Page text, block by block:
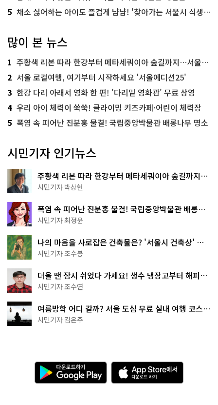
5 채소 싫어하는 아이도 즐겁게 냠냠! '찾아가는 서울시 식생활 교육' 현장
많이 본 뉴스
1 주황색 리본 따라 한강부터 메타세쿼이아 숲길까지…서울둘레길 15코스
2 서울 로컬여행, 여기부터 시작하세요 '서울에디션25'
3 한강 다리 아래서 영화 한 편! '다리밑 영화관' 무료 상영
4 우리 아이 체력이 쑥쑥! 클라이밍 키즈카페·어린이 체력장
5 폭염 속 피어난 진분홍 물결! 국립중앙박물관 배롱나무 명소
시민기자 인기뉴스
주황색 리본 따라 한강부터 메타세쿼이아 숲길까지…
서울둘레길 15코스
시민기자 박상현
폭염 속 피어난 진분홍 물결! 국립중앙박물관 배롱나
무 명소
시민기자 최정윤
나의 마음을 사로잡은 건축물은? '서울시 건축상' 수
상작 공개!
시민기자 조수봉
더울 땐 잠시 쉬었다 가세요! 생수 냉장고부터 해피소
·무더위쉼터까지
시민기자 조수연
여름방학 어디 갈까? 서울 도심 무료 실내 여행 코스
추천
시민기자 김은주
다
운
로
A
p
p